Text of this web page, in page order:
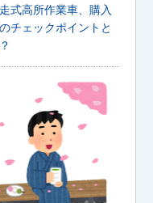
式高所作業車、購入
チェックポイントと